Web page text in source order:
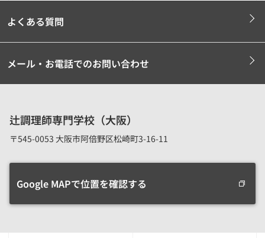
よくある質問
メール・お電話でのお問い合わせ
辻調理師専門学校（大阪）
〒545-0053 大阪市阿倍野区松崎町3-16-11
Google MAPで位置を確認する